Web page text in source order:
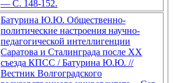
— С. 148-152.
Батурина Ю.Ю. Общественно-
политические настроения научно-
педагогической интеллигенции
Саратова и Сталинграда после XX
съезда КПСС / Батурина Ю.Ю. //
Вестник Волгоградского